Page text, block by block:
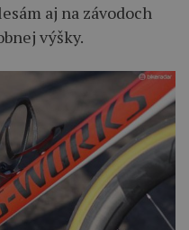
aj na závodoch
výšky.